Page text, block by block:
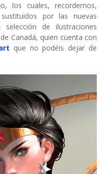
los cuales, recordemos,
por las nuevas
de ilustraciones
Canadá, quien cuenta con
que no podéis dejar de